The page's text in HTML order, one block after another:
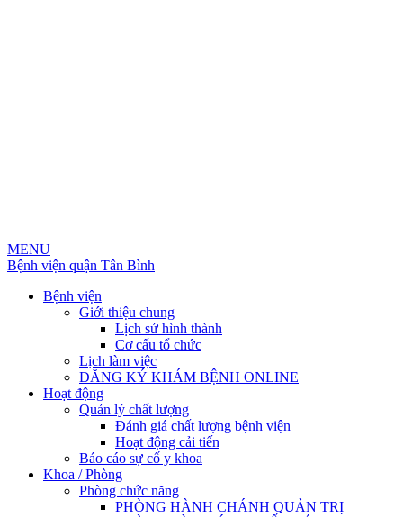
MENU
Bệnh viện quận Tân Bình
Bệnh viện
Giới thiệu chung
Lịch sử hình thành
Cơ cấu tổ chức
Lịch làm việc
ĐĂNG KÝ KHÁM BỆNH ONLINE
Hoạt động
Quản lý chất lượng
Đánh giá chất lượng bệnh viện
Hoạt động cải tiến
Báo cáo sự cố y khoa
Khoa / Phòng
Phòng chức năng
PHÒNG HÀNH CHÁNH QUẢN TRỊ